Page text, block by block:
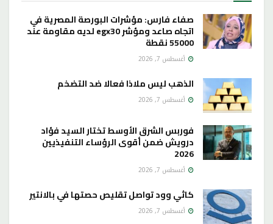
صفاء فارس: مؤشرات البورصة المصرية في
اتجاه صاعد ومؤشر egx30 لديه مقاومة عند
55000 نقطة
أغسطس 7, 2026
الذهب ليس ملاذا فعالا ضد التضخم
أغسطس 7, 2026
فوربس الشرق الأوسط تختار السيد فؤاد
درويش ضمن أقوى الرؤساء التنفيذيين
2026
أغسطس 7, 2026
كاثي وود تواصل تقليص حصتها في بالانتير
أغسطس 7, 2026